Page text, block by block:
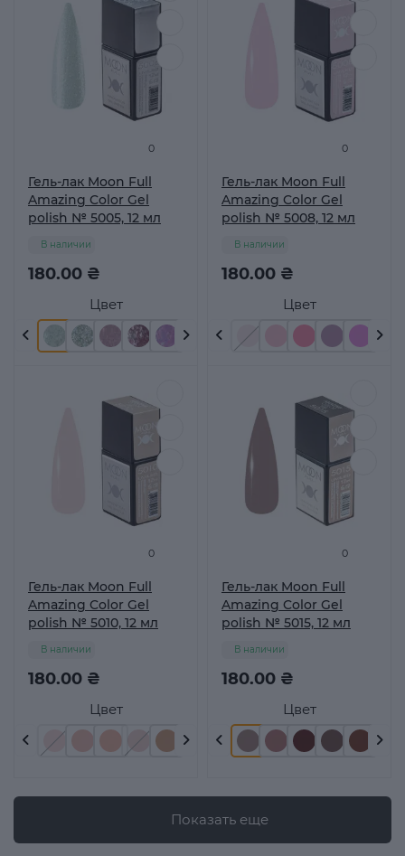
0
Гель-лак Moon Full
Amazing Color Gel
polish № 5005, 12 мл
Цвет
180.00 ₴
В наличии
0
Гель-лак Moon Full
Amazing Color Gel
polish № 5008, 12 мл
Цвет
180.00 ₴
В наличии
0
Гель-лак Moon Full
Amazing Color Gel
polish № 5010, 12 мл
Цвет
180.00 ₴
В наличии
0
Гель-лак Moon Full
Amazing Color Gel
polish № 5015, 12 мл
Цвет
180.00 ₴
В наличии
Показать еще